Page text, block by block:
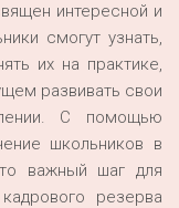
интересной и
смогут узнать,
их на практике,
развивать свои
С помощью
школьников в
важный шаг для
резерва